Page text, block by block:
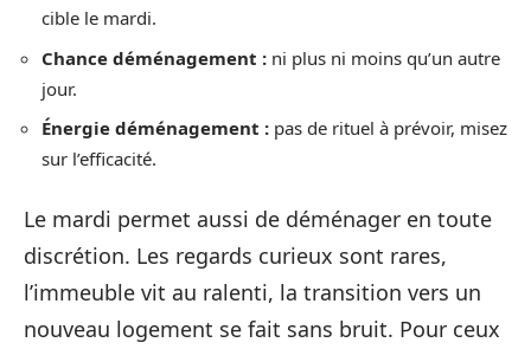
cible le mardi.
Chance déménagement : ni plus ni moins qu’un autre
jour.
Énergie déménagement : pas de rituel à prévoir, misez
sur l’efficacité.
Le mardi permet aussi de déménager en toute
discrétion. Les regards curieux sont rares,
l’immeuble vit au ralenti, la transition vers un
nouveau logement se fait sans bruit. Pour ceux